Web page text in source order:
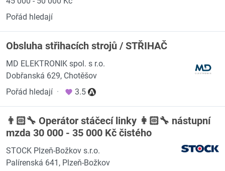
Pořád hledají
Obsluha střihacích strojů / STŘIHAČ
MD ELEKTRONIK spol. s r.o.
Dobřanská 629, Chotěšov
Pořád hledají · 3.5
👨🏻‍🔧 Operátor stáčecí linky 👩🏻‍🔧 nástupní
mzda 30 000 - 35 000 Kč čistého
STOCK Plzeň-Božkov s.r.o.
Palírenská 641, Plzeň-Božkov